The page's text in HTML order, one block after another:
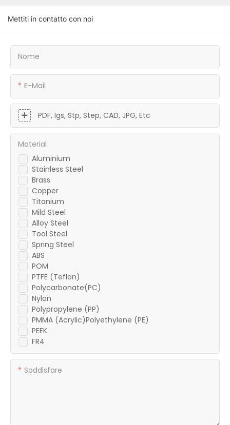
Mettiti in contatto con noi
Nome
E-Mail
PDF, Igs, Stp, Step, CAD, JPG, Etc
Aluminium
Stainless Steel
Brass
Copper
Titanium
Mild Steel
Alloy Steel
Tool Steel
Spring Steel
ABS
POM
PTFE (Teflon)
Polycarbonate(PC)
Nylon
Polypropylene (PP)
PMMA (Acrylic)Polyethylene (PE)
PEEK
FR4
Material
Soddisfare